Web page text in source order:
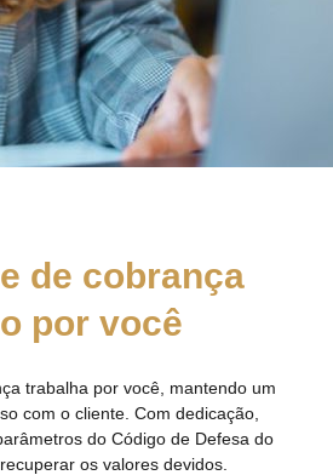
de cobrança
por você
trabalha por você, mantendo um
com o cliente. Com dedicação,
do Código de Defesa do
os valores devidos.